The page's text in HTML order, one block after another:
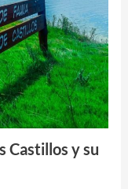
Castillos y su